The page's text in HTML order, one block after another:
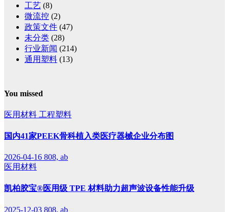
工艺 (8)
微流控 (2)
政策文件 (47)
未分类 (28)
行业新闻 (214)
通用塑料 (13)
You missed
医用材料 工程塑料
国内41家PEEK骨科植入类医疗器械企业分布图
2026-04-16 808, ab
医用材料
凯柏胶宝®医用级 TPE 材料助力超声波设备性能升级
2025-12-03 808, ab